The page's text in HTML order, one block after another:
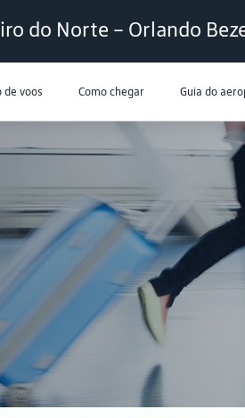
do Norte – Orlando
de voos Como chegar Guia do